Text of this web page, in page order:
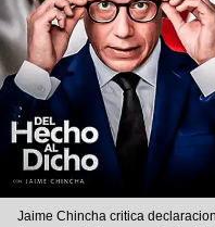
Jaime Chincha critica